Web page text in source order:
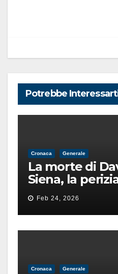
Potrebbe
Cronaca Generale
La morte di
Siena, la
pista di
finita male
Feb 24, 2026
Cronaca Generale